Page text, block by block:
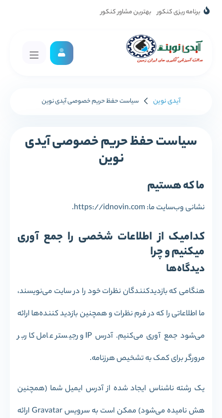
برنامه ریزی کنکور بهترین مشاور کنکور
آیدی نوین سیاست حفظ حریم خصوصی آیدی نوین
سیاست حفظ حریم خصوصی آیدی
نوین
ما که هستیم
نشانی وب‌سایت ما: https://idnovin.com.
کدامیک از اطلاعات شخصی را جمع آوری
میکنیم و چرا
دیدگاه‌ها
هنگامی که بازدیدکنندگان نظرات خود را در سایت می‌نویسند،
ما اطلاعاتی را که در فرم نظرات و همچنین بازدید کننده‌ها ارائه
می‌شود جمع آوری می‌کنیم. آدرس IP و رجیستر عامل کاربر
مرورگر برای کمک به تشخیص هرزنامه.
یک رشته ناشناس ایجاد شده از آدرس ایمیل شما (همچنین
هش نامیده می‌شود) ممکن است به سرویس Gravatar ارائه